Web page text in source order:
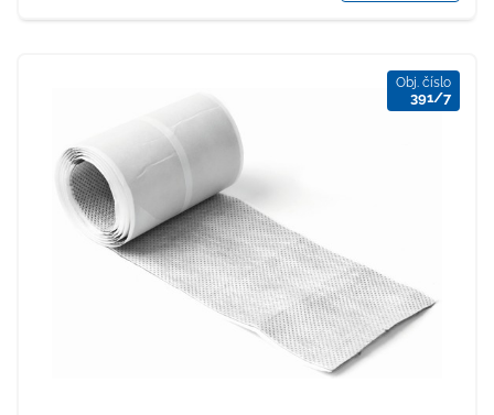
Obj. číslo
391/7